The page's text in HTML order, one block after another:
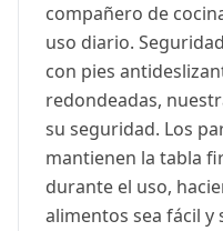
compañero de
uso diario.
con pies
redondeadas,
su seguridad. Los
mantienen la tabla
durante el uso,
alimentos sea fácil y